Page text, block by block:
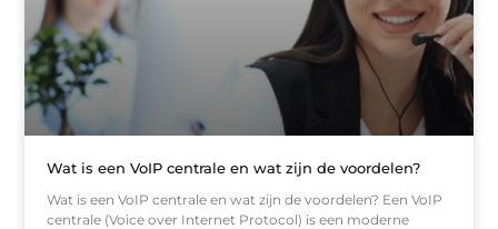
Wat is een VoIP centrale en wat zijn de voordelen?
Wat is een VoIP centrale en wat zijn de voordelen? Een VoIP
centrale (Voice over Internet Protocol) is een moderne